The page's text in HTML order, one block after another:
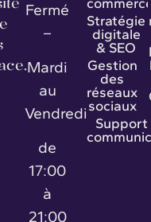
Fermé
–
Mardi
au
Vendredi
de
17:00
à
21:00
Stratégie
digitale
& SEO
Gestion
des
réseaux
sociaux